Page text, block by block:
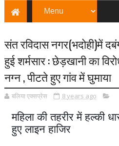
संत रविदास नगर(भदोही)में
हुई शर्मसार : छेड़खानी का
नग्न , पीटते हुए गांव में घुमाया
बलिया एक्सप्रेस 8 years ago
महिला की तहरीर में हल्की
हुए लाइन हाजिर